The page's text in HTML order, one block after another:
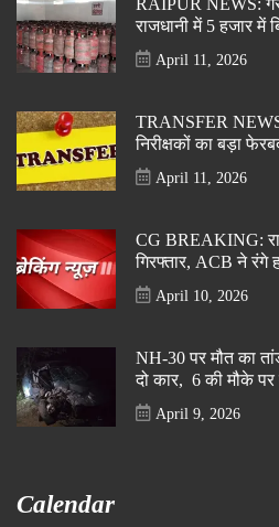
RAIPUR NEWS:
राजधानी में 5 हजार में
April 11, 2026
TRANSFER
निरीक्षकों का बड़ा
April 11, 2026
CG BREAKING:
गिरफ्तार, ACB ने रंगे
April 10, 2026
NH-30 पर मौत का
दो कार, 6 की मौके पर
April 9, 2026
Calendar